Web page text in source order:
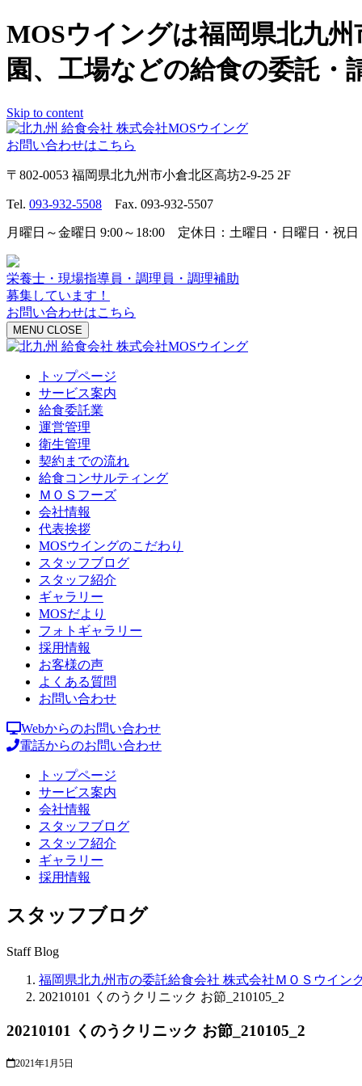
MOSウイングは福岡県北九
園、工場などの給食の委託
Skip to content
お問い合わせはこちら
〒802-0053 福岡県北九州市小倉北区高坊2-9-25 2F
Tel. 093-932-5508 Fax. 093-932-5507
月曜日～金曜日 9:00～18:00 定休日：土曜日・日曜日・祝日
栄養士・現場指導員・調理員・調理補助
募集しています！
お問い合わせはこちら
MENU CLOSE
トップページ
サービス案内
給食委託業
運営管理
衛生管理
契約までの流れ
給食コンサルティング
ＭＯＳフーズ
会社情報
代表挨拶
MOSウイングのこだわり
スタッフブログ
スタッフ紹介
ギャラリー
MOSだより
フォトギャラリー
採用情報
お客様の声
よくある質問
お問い合わせ
Webからのお問い合わせ
電話からのお問い合わせ
トップページ
サービス案内
会社情報
スタッフブログ
スタッフ紹介
ギャラリー
採用情報
スタッフブログ
Staff Blog
福岡県北九州市の委託給食会社 株式会社ＭＯＳウイン
20210101 くのうクリニック お節_210105_2
20210101 くのうクリニック お節_210105_2
2021年1月5日